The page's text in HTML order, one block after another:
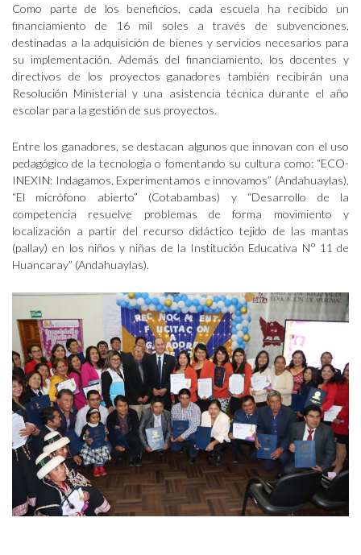
Como parte de los beneficios, cada escuela ha recibido un
financiamiento de 16 mil soles a través de subvenciones,
destinadas a la adquisición de bienes y servicios necesarios para
su implementación. Además del financiamiento, los docentes y
directivos de los proyectos ganadores también recibirán una
Resolución Ministerial y una asistencia técnica durante el año
escolar para la gestión de sus proyectos.
Entre los ganadores, se destacan algunos que innovan con el uso
pedagógico de la tecnología o fomentando su cultura como: “ECO-
INEXIN: Indagamos, Experimentamos e innovamos” (Andahuaylas),
“El micrófono abierto” (Cotabambas) y “Desarrollo de la
competencia resuelve problemas de forma movimiento y
localización a partir del recurso didáctico tejido de las mantas
(pallay) en los niños y niñas de la Institución Educativa N° 11 de
Huancaray” (Andahuaylas).